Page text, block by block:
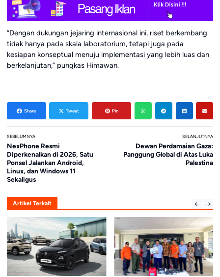
“Dengan dukungan jejaring internasional ini, riset berkembang
tidak hanya pada skala laboratorium, tetapi juga pada
kesiapan konseptual menuju implementasi yang lebih luas dan
berkelanjutan,” pungkas Himawan.
Share Tweet Pin
SEBELUMNYA
NexPhone Resmi
Diperkenalkan di 2026, Satu
Ponsel Jalankan Android,
Linux, dan Windows 11
Sekaligus
SELANJUTNYA
Dewan Perdamaian Gaza:
Panggung Global di Atas Luka
Palestina
Artikel Terkait